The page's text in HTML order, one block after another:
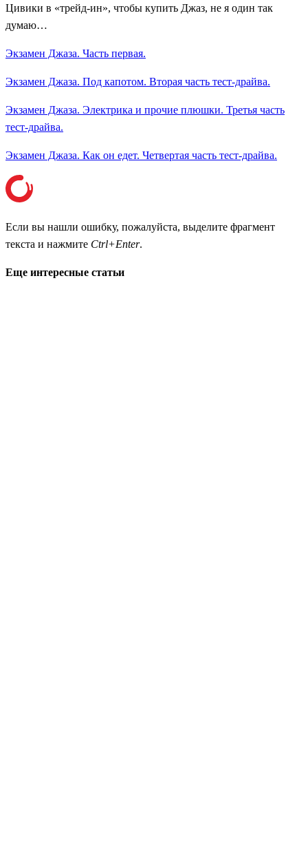
Цивики в «трейд-ин», чтобы купить Джаз, не я один так
думаю…
Экзамен Джаза. Часть первая.
Экзамен Джаза. Под капотом. Вторая часть тест-драйва.
Экзамен Джаза. Электрика и прочие плюшки. Третья часть
тест-драйва.
Экзамен Джаза. Как он едет. Четвертая часть тест-драйва.
Если вы нашли ошибку, пожалуйста, выделите фрагмент
текста и нажмите Ctrl+Enter.
Еще интересные статьи